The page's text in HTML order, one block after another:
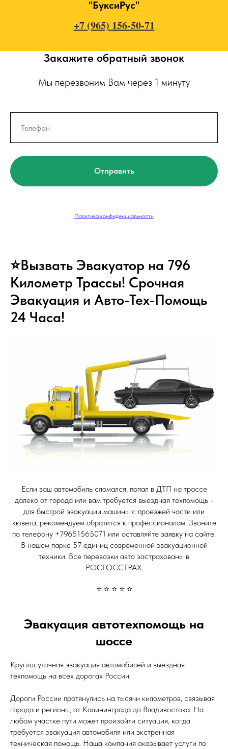
"БуксиРус"
+7 (965) 156-50-71
Закажите обратный звонок
Мы перезвоним Вам через 1 минуту
Отправить
Политика конфиденциальности
⭐Вызвать Эвакуатор на 796
Километр Трассы! Срочная
Эвакуация и Авто-Тех-Помощь
24 Часа!
Если ваш автомобиль сломался, попал в ДТП на трассе
далеко от города или вам требуется выездная техпомощь -
для быстрой эвакуации машины с проезжей части или
кювета, рекомендуем обратится к профессионалам. Звоните
по телефону +79651565071 или оставляйте заявку на сайте.
В нашем парке 57 единиц современной эвакуационной
техники. Все перевозки авто застрахованы в
РОСГОССТРАХ.
⭐ ⭐ ⭐ ⭐ ⭐
Эвакуация автотехпомощь на
шоссе
Круглосуточная эвакуация автомобилей и выездная
техпомощь на всех дорогах России.
Дороги России протянулись на тысячи километров, связывая
города и регионы, от Калининграда до Владивостока. На
любом участке пути может произойти ситуация, когда
требуется эвакуация автомобиля или экстренная
техническая помощь. Наша компания оказывает услуги по